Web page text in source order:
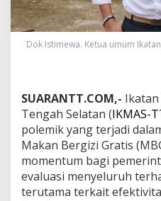
Dok Istimewa. Ketua umum
SUARANTT.COM,-
Tengah Selatan (IKMAS-
polemik yang terjadi
Makan Bergizi Gratis
momentum bagi
evaluasi menyeluruh
terutama terkait